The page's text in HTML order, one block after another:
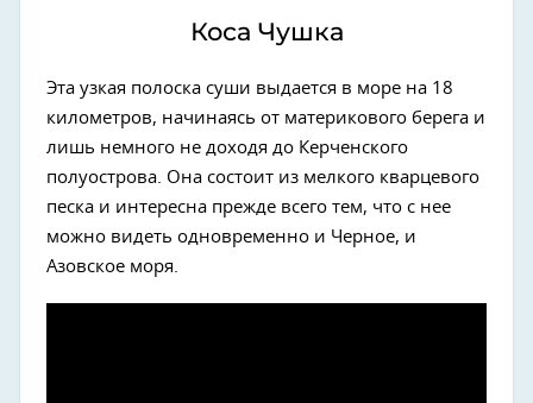
Коса Чушка
Эта узкая полоска суши выдается в море на 18
километров, начинаясь от материкового берега и
лишь немного не доходя до Керченского
полуострова. Она состоит из мелкого кварцевого
песка и интересна прежде всего тем, что с нее
можно видеть одновременно и Черное, и
Азовское моря.